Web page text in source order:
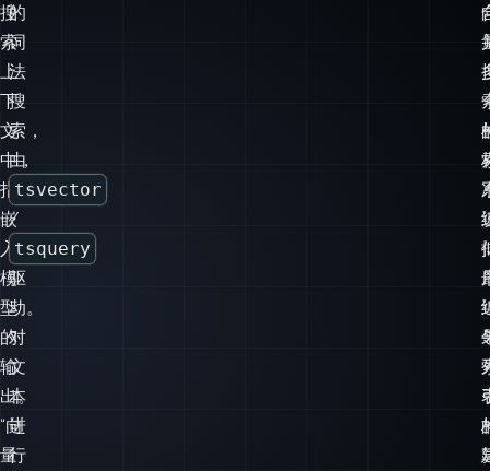
一
组
数
字。
在
搜
索
上
下
文
中，
指
嵌
入
模
型
（FTS）
—
Postgres
内
置
的
词
法
搜
索，
由
tsvector
/
tsquery
驱
动。